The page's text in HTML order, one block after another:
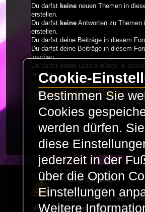
Du darfst keine neuen Themen in
erstellen.
Du darfst keine Antworten zu Themen
erstellen.
Du darfst deine Beiträge in diesem
Du darfst deine Beiträge in diesem
löschen.
Du darfst keine Dateianhänge in
erstellen.
LaserFreak.net Forum
Powered byphpBB® Forum
Limited
Deutsche Übersetzung durch
PRIVACY_LINK |
© Copyright 2025 -
LaserFreak.net
LaserFreak ist ein freies und
offenes Forum zum Thema
Cookie-
Bestimmen Sie
Cookies
werden dürfen.
diese
jederzeit in der
über die Option
Einstellungen
Weitere